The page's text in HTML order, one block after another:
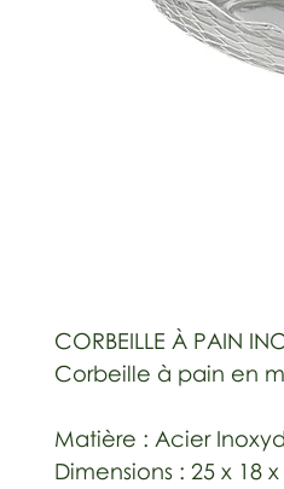
CORBEILLE À PAIN
Corbeille à pain en
Matière : Acier
Dimensions : 25 x 18